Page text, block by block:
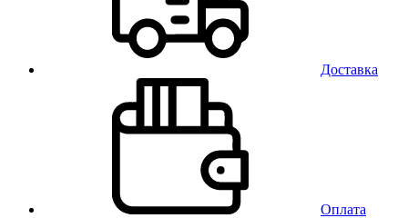
Доставка
Оплата